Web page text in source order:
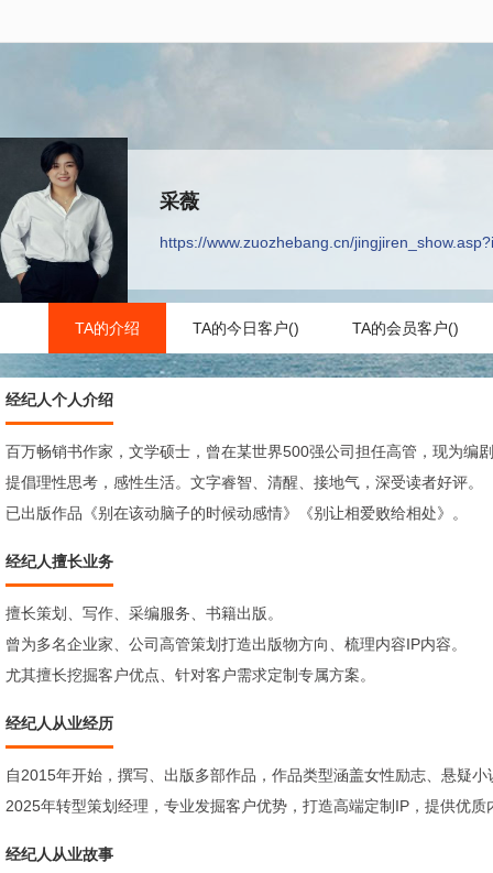
采薇
https://www.zuozhebang.cn/
TA的介绍 TA的今日客户() TA的会员客户()
经纪人个人介绍
百万畅销书作家，文学硕士，曾在某世界500强公司担任高管，现为编
提倡理性思考，感性生活。文字睿智、清醒、接地气，深受读者好评。
已出版作品《别在该动脑子的时候动感情》《别让相爱败给相处》。
经纪人擅长业务
擅长策划、写作、采编服务、书籍出版。
曾为多名企业家、公司高管策划打造出版物方向、梳理内容IP内容。
尤其擅长挖掘客户优点、针对客户需求定制专属方案。
经纪人从业经历
自2015年开始，撰写、出版多部作品，作品类型涵盖女性励志、悬疑
2025年转型策划经理，专业发掘客户优势，打造高端定制IP，提供优质
经纪人从业故事